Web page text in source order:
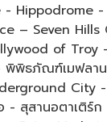
- Hippodrome
– Seven Hills
of Troy
พิธภัณฑ์เมฟลาน
City
- สุสานอตาเติร์